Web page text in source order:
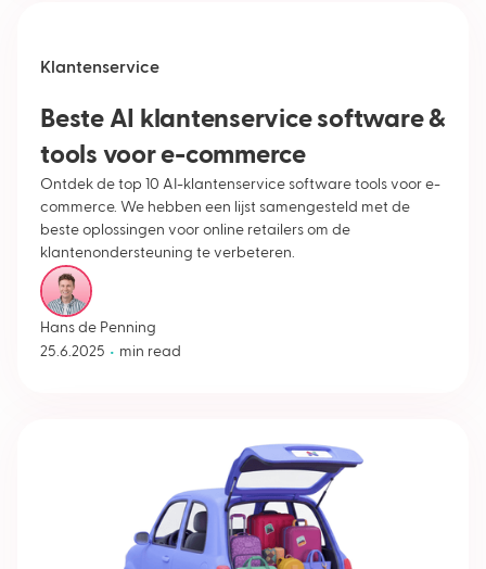
Klantenservice
Beste AI klantenservice software &
tools voor e-commerce
Ontdek de top 10 AI-klantenservice software tools voor e-
commerce. We hebben een lijst samengesteld met de
beste oplossingen voor online retailers om de
klantenondersteuning te verbeteren.
Hans de Penning
25.6.2025 • min read